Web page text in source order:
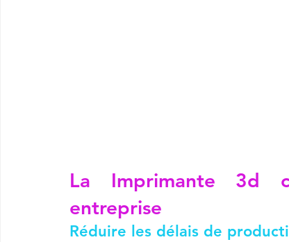
La Imprimante 3d
entreprise
Réduire les délais de